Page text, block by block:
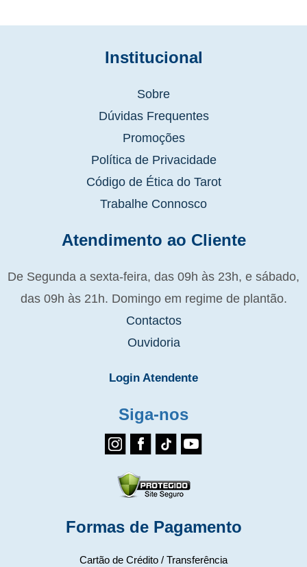
Institucional
Sobre
Dúvidas Frequentes
Promoções
Política de Privacidade
Código de Ética do Tarot
Trabalhe Connosco
Atendimento ao Cliente
De Segunda a sexta-feira, das 09h às 23h, e sábado,
das 09h às 21h. Domingo em regime de plantão.
Contactos
Ouvidoria
Login Atendente
Siga-nos
Formas de Pagamento
Cartão de Crédito / Transferência